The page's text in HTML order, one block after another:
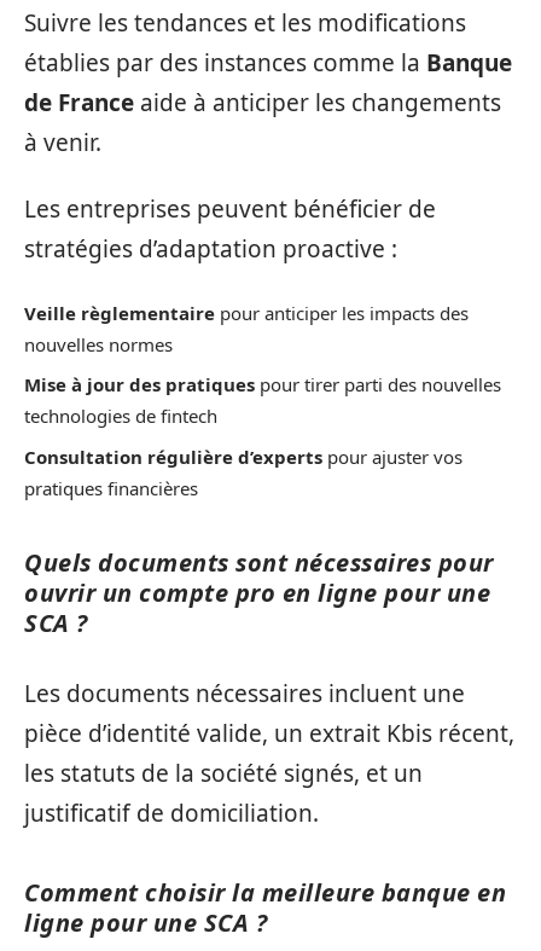
Suivre les tendances et les modifications
établies par des instances comme la Banque
de France aide à anticiper les changements
à venir.
Les entreprises peuvent bénéficier de
stratégies d’adaptation proactive :
Veille règlementaire pour anticiper les impacts des
nouvelles normes
Mise à jour des pratiques pour tirer parti des nouvelles
technologies de fintech
Consultation régulière d’experts pour ajuster vos
pratiques financières
Quels documents sont nécessaires pour
ouvrir un compte pro en ligne pour une
SCA ?
Les documents nécessaires incluent une
pièce d’identité valide, un extrait Kbis récent,
les statuts de la société signés, et un
justificatif de domiciliation.
Comment choisir la meilleure banque en
ligne pour une SCA ?